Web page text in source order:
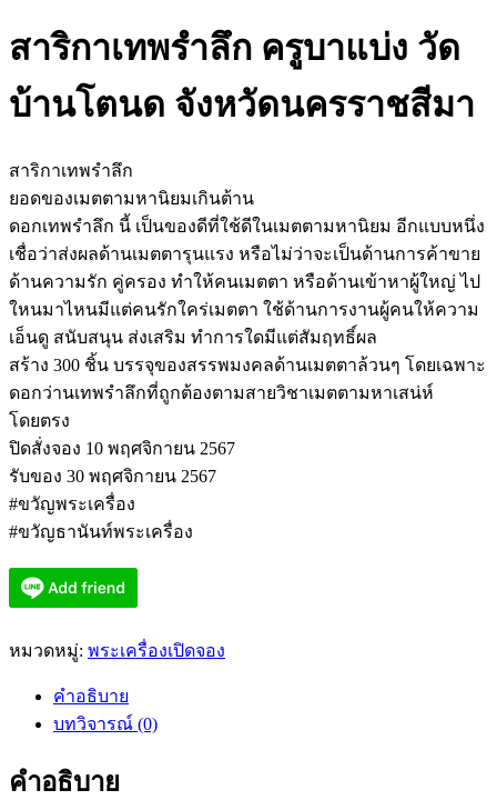
สาริกาเทพรำลึก ครูบาแบ่ง วัด
บ้านโตนด จังหวัดนครราชสีมา
สาริกาเทพรำลึก
ยอดของเมตตามหานิยมเกินต้าน
ดอกเทพรำลึก นี้ เป็นของดีที่ใช้ดีในเมตตามหานิยม อีกแบบหนึ่ง
เชื่อว่าส่งผลด้านเมตตารุนแรง หรือไม่ว่าจะเป็นด้านการค้าขาย
ด้านความรัก คู่ครอง ทำให้คนเมตตา หรือด้านเข้าหาผู้ใหญ่ ไป
ใหนมาไหนมีแต่คนรักใคร่เมตตา ใช้ด้านการงานผู้คนให้ความ
เอ็นดู สนับสนุน ส่งเสริม ทำการใดมีแต่สัมฤทธิ์ผล
สร้าง 300 ชิ้น บรรจุของสรรพมงคลด้านเมตตาล้วนๆ โดยเฉพาะ
ดอกว่านเทพรำลึกที่ถูกต้องตามสายวิชาเมตตามหาเสน่ห์
โดยตรง
ปิดสั่งจอง 10 พฤศจิกายน 2567
รับของ 30 พฤศจิกายน 2567
#ขวัญพระเครื่อง
#ขวัญธานันท์พระเครื่อง
หมวดหมู่: พระเครื่องเปิดจอง
คำอธิบาย
บทวิจารณ์ (0)
คำอธิบาย